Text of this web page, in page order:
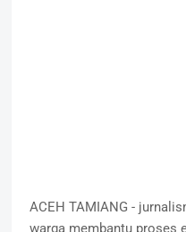
ACEH TAMIANG -
warga membantu proses